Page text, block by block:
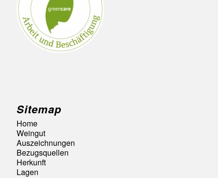
Sitemap
Home
Weingut
Auszeichnungen
Bezugsquellen
Herkunft
Lagen